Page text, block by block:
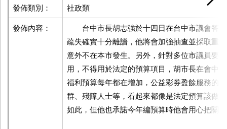
發佈類別： 社政類
發佈內容：
台中市長胡志強於十四日在台中市議會答詢
疏失確實十分離譜，他將會加強抽查並採取重
意外不在本市發生。另外，針對多位市議員要
用，不得用於法定的預算項目，胡市長在會中
福利預算每年都在增加，公益彩券盈餘服務的
群、殘障人士等，看起來都像是法定預算該做
如此，但他也承諾今年編預算時他會用心把關。